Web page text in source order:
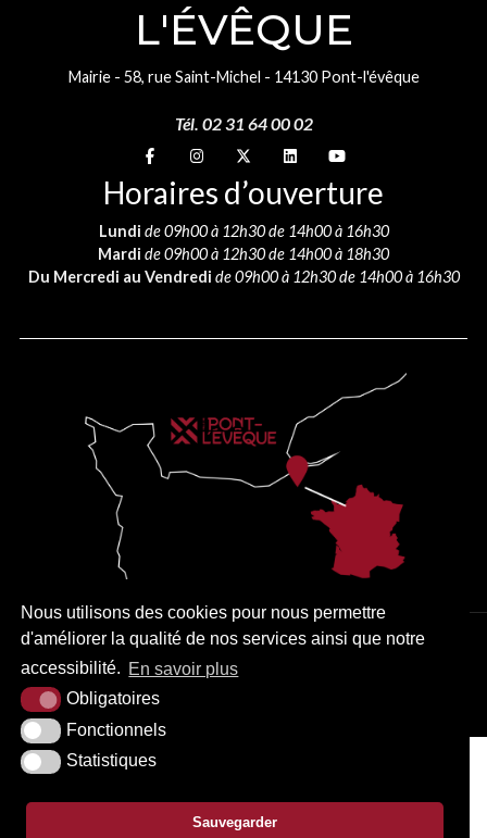
Nous utilisons des cookies pour nous permettre
d'améliorer la qualité de nos services ainsi que notre
accessibilité. En savoir plus
Obligatoires
Fonctionnels
Statistiques
Sauvegarder
L'ÉVÊQUE
Mairie - 58, rue Saint-Michel - 14130 Pont-l'évêque
Tél. 02 31 64 00 02
Suivez-nous sur
Suivez-nous sur
Suivez-nous sur
Suivez-nous sur
Suivez-nous sur
Horaires d’ouverture
Lundi de 09h00 à 12h30 de 14h00 à 16h30
Mardi de 09h00 à 12h30 de 14h00 à 18h30
Du Mercredi au Vendredi de 09h00 à 12h30 de 14h00 à 16h30
PLAN DU SITE MENTIONS LÉGALES ACCESSIBILITÉ